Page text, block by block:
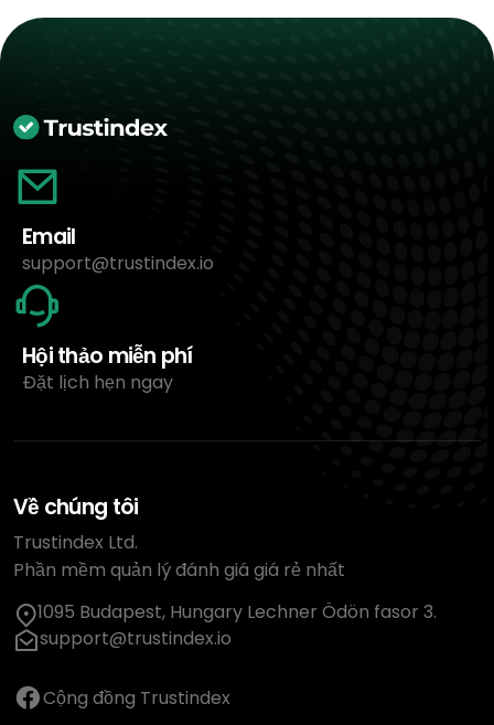
Email
support@trustindex.io
Hội thảo miễn phí
Đặt lịch hẹn ngay
Về chúng tôi
Trustindex Ltd.
Phần mềm quản lý đánh giá giá rẻ nhất
1095 Budapest, Hungary Lechner Ödön fasor 3.
support@trustindex.io
Cộng đồng Trustindex